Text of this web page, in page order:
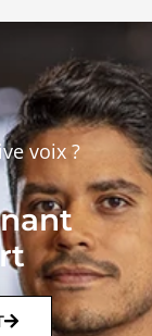
voix ?